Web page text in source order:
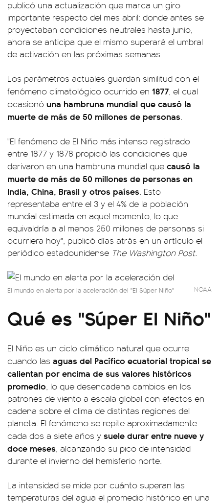
publicó una actualización que marca un giro
importante respecto del mes abril: donde antes se
proyectaban condiciones neutrales hasta junio,
ahora se anticipa que el mismo superará el umbral
de activación en las próximas semanas.
Los parámetros actuales guardan similitud con el
fenómeno climatológico ocurrido en 1877, el cual
ocasionó una hambruna mundial que causó la
muerte de más de 50 millones de personas.
"El fenómeno de El Niño más intenso registrado
entre 1877 y 1878 propició las condiciones que
derivaron en una hambruna mundial que causó la
muerte de más de 50 millones de personas en
India, China, Brasil y otros países. Esto
representaba entre el 3 y el 4% de la población
mundial estimada en aquel momento, lo que
equivaldría a al menos 250 millones de personas si
ocurriera hoy", publicó días atrás en un artículo el
periódico estadounidense The Washington Post.
El mundo en alerta por la aceleración del "El Súper Niño" NOAA
Qué es "Súper El Niño"
El Niño es un ciclo climático natural que ocurre
cuando las aguas del Pacífico ecuatorial tropical se
calientan por encima de sus valores históricos
promedio, lo que desencadena cambios en los
patrones de viento a escala global con efectos en
cadena sobre el clima de distintas regiones del
planeta. El fenómeno se repite aproximadamente
cada dos a siete años y suele durar entre nueve y
doce meses, alcanzando su pico de intensidad
durante el invierno del hemisferio norte.
La intensidad se mide por cuánto superan las
temperaturas del agua el promedio histórico en una